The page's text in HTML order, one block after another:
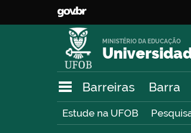
MINISTÉRIO DA EDUCAÇÃO
Barreiras Barra
Estude na UFOB